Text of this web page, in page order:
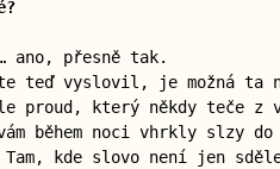
ano, přesně tak.
teď vyslovil, je možná ta
proud, který někdy teče z
během noci vhrkly slzy
Tam, kde slovo není jen